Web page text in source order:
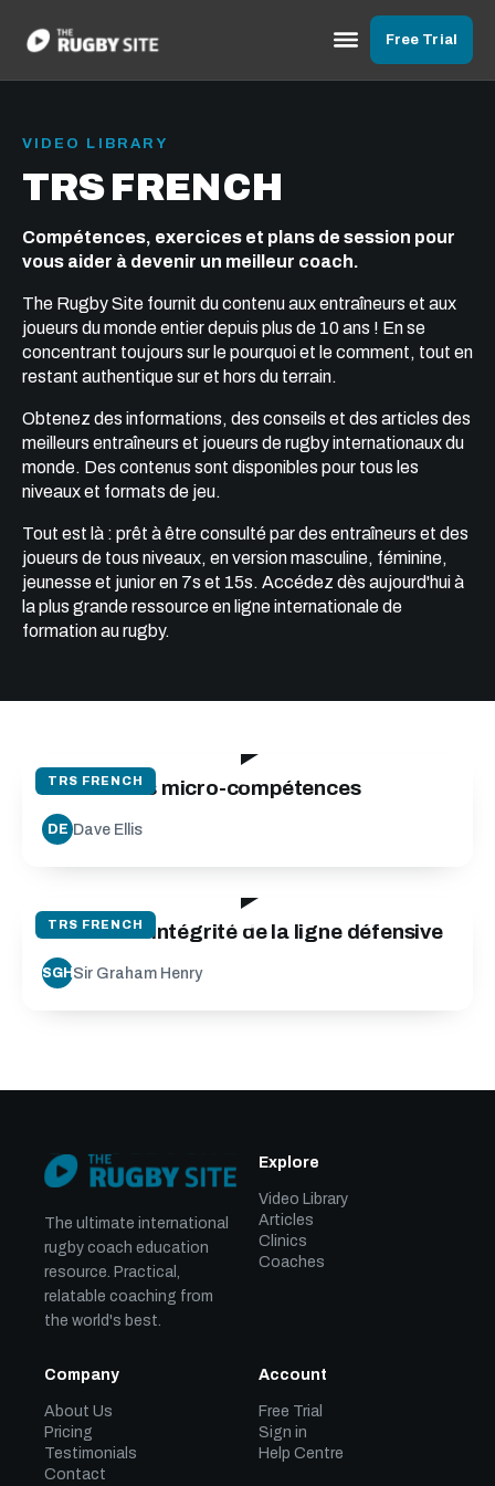
Free Trial
VIDEO LIBRARY
TRS FRENCH
Compétences, exercices et plans de session pour
vous aider à devenir un meilleur coach.
The Rugby Site fournit du contenu aux entraîneurs et aux
joueurs du monde entier depuis plus de 10 ans ! En se
concentrant toujours sur le pourquoi et le comment, tout en
restant authentique sur et hors du terrain.
Obtenez des informations, des conseils et des articles des
meilleurs entraîneurs et joueurs de rugby internationaux du
monde. Des contenus sont disponibles pour tous les
niveaux et formats de jeu.
Tout est là : prêt à être consulté par des entraîneurs et des
joueurs de tous niveaux, en version masculine, féminine,
jeunesse et junior en 7s et 15s. Accédez dès aujourd'hui à
la plus grande ressource en ligne internationale de
formation au rugby.
TRS FRENCH
Aborder les micro-compétences
DE Dave Ellis
TRS FRENCH
Maintenir l'intégrité de la ligne défensive
SGH Sir Graham Henry
The ultimate international
rugby coach education
resource. Practical,
relatable coaching from
the world's best.
Explore
Video Library
Articles
Clinics
Coaches
Company
About Us
Pricing
Testimonials
Contact
Account
Free Trial
Sign in
Help Centre